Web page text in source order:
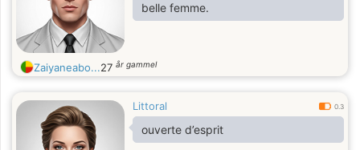
belle femme.
Zaiyaneabo...27 år gammel
Littoral 0.3
ouverte d’esprit